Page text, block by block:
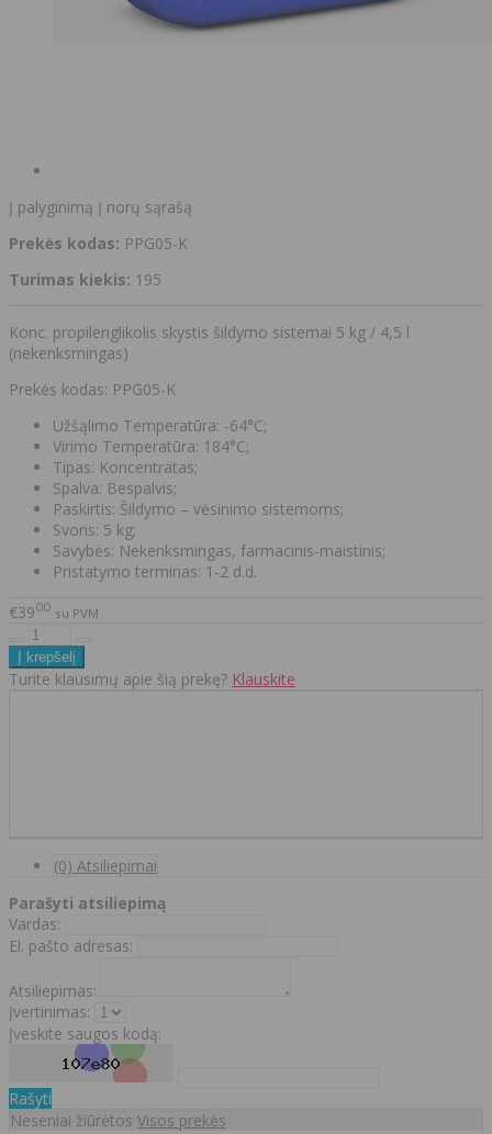
Į palyginimą Į norų sąrašą
Prekės kodas: PPG05-K
Turimas kiekis: 195
Konc. propilenglikolis skystis šildymo sistemai 5 kg / 4,5 l
(nekenksmingas)
Prekės kodas: PPG05-K
Užšąlimo Temperatūra: -64°C;
Virimo Temperatūra: 184°C;
Tipas: Koncentratas;
Spalva: Bespalvis;
Paskirtis: Šildymo – vėsinimo sistemoms;
Svoris: 5 kg;
Savybės: Nekenksmingas, farmacinis-maistinis;
Pristatymo terminas: 1-2 d.d.
€3900 su PVM
Turite klausimų apie šią prekę? Klauskite
(0) Atsiliepimai
Parašyti atsiliepimą
Vardas:
El. pašto adresas:
Atsiliepimas:
Įvertinimas:
Įveskite saugos kodą:
Rašyti
Neseniai žiūrėtos Visos prekės